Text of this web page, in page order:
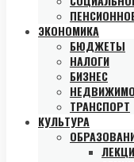
ЭКОНОМИКА
БЮДЖЕТЫ
НАЛОГИ
БИЗНЕС
ТРАНСПОРТ
КУЛЬТУРА